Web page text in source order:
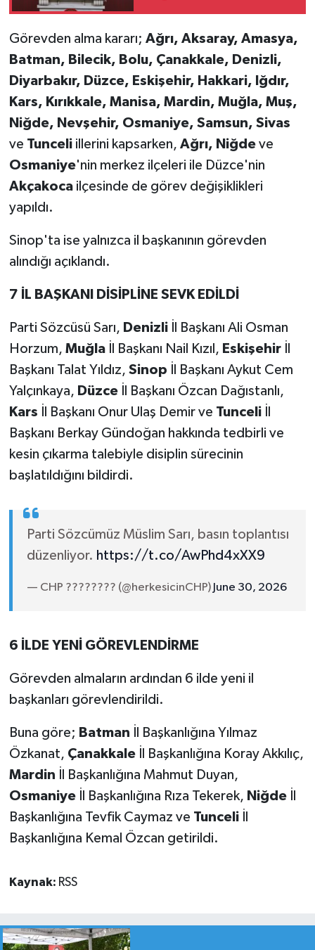
Görevden alma kararı; Ağrı, Aksaray, Amasya,
Batman, Bilecik, Bolu, Çanakkale, Denizli,
Diyarbakır, Düzce, Eskişehir, Hakkari, Iğdır,
Kars, Kırıkkale, Manisa, Mardin, Muğla, Muş,
Niğde, Nevşehir, Osmaniye, Samsun, Sivas
ve Tunceli illerini kapsarken, Ağrı, Niğdeve
Osmaniye'nin merkez ilçeleri ile Düzce'nin
Akçakoca ilçesinde de görev değişiklikleri
yapıldı.
Sinop'ta ise yalnızca il başkanının görevden
alındığı açıklandı.
7 İL BAŞKANI DİSİPLİNE SEVK EDİLDİ
Parti Sözcüsü Sarı, Denizli
İl Başkanı Ali Osman
Horzum, Muğla İl Başkanı Nail Kızıl, Eskişehir
Başkanı Talat Yıldız, Sinop
İl Başkanı Aykut Cem
Yalçınkaya, Düzce
İl Başkanı Özcan Dağıstanlı,
Kars
İl Başkanı Onur Ulaş Demir ve Tunceli
Başkanı Berkay Gündoğan hakkında tedbirli ve
kesin çıkarma talebiyle disiplin sürecinin
başlatıldığını bildirdi.
Parti Sözcümüz Müslim Sarı, basın toplantısı
düzenliyor. https://t.co/AwPhd4xXX9
— CHP ???????? (@herkesicinCHP) June 30, 2026
6 İLDE YENİ GÖREVLENDİRME
Görevden almaların ardından 6 ilde yeni il
başkanları görevlendirildi.
Buna göre; Batman
İl Başkanlığına Yılmaz
Özkanat, Çanakkale
İl Başkanlığına Koray Akkılıç,
Mardin
İl Başkanlığına Mahmut Duyan,
Osmaniye
İl Başkanlığına Rıza Tekerek, Niğde
Başkanlığına Tevfik Caymaz ve Tunceli
Başkanlığına Kemal Özcan getirildi.
Kaynak: RSS